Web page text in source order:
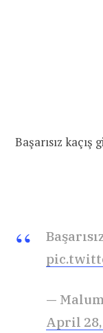
Başarısız
—
April 28,